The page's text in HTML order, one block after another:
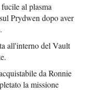
al plasma
Prydwen dopo aver
all'interno del Vault
da Ronnie
la missione